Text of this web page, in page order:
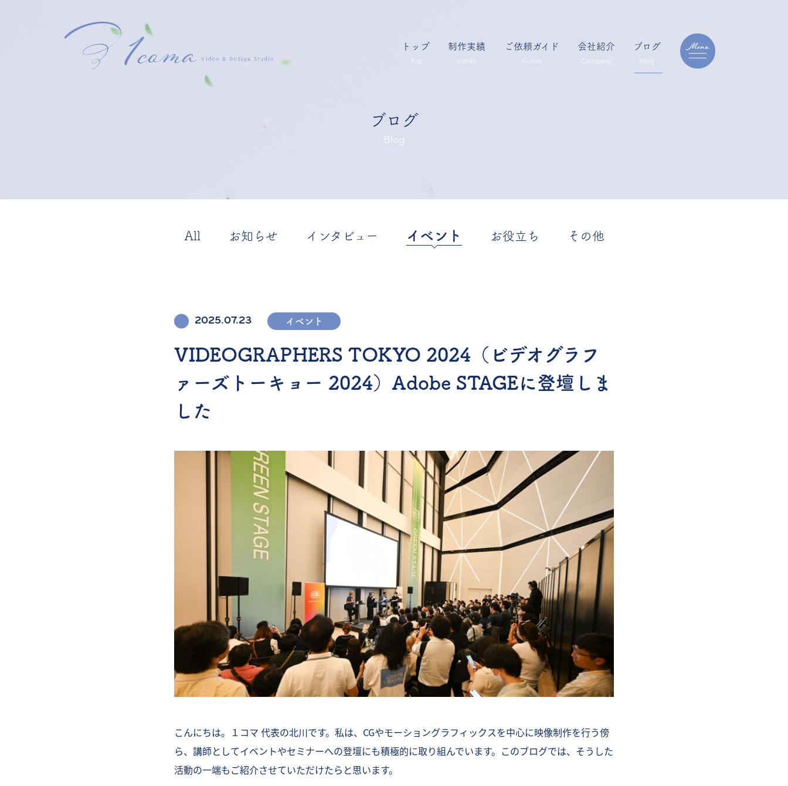
トップ
Top
制作実績
Works
ご依頼ガイド
Guide
会社紹介
Company
ブログ
Blog
ブログ
Blog
All お知らせ インタビュー イベント お役立ち その他
2025.07.23 イベント
VIDEOGRAPHERS TOKYO 2024（ビデオグラフ
ァーズトーキョー 2024）Adobe STAGEに登壇しま
した
こんにちは。１コマ 代表の北川です。私は、CGやモーショングラフィックスを中心に映像制作を行う傍
ら、講師としてイベントやセミナーへの登壇にも積極的に取り組んでいます。このブログでは、そうした
活動の一端もご紹介させていただけたらと思います。